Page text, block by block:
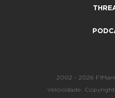
2002 - 2026
Velocidade.